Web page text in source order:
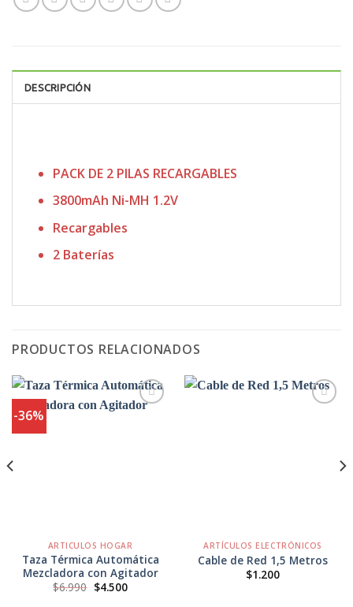
DESCRIPCIÓN
PACK DE 2 PILAS RECARGABLES
3800mAh Ni-MH 1.2V
Recargables
2 Baterías
PRODUCTOS RELACIONADOS
-36%
ARTICULOS HOGAR
Taza Térmica Automática
Mezcladora con Agitador
$6.990 El
precio
$4.500El
ARTÍCULOS ELECTRÓNICOS
Cable de Red 1,5 Metros
$1.200